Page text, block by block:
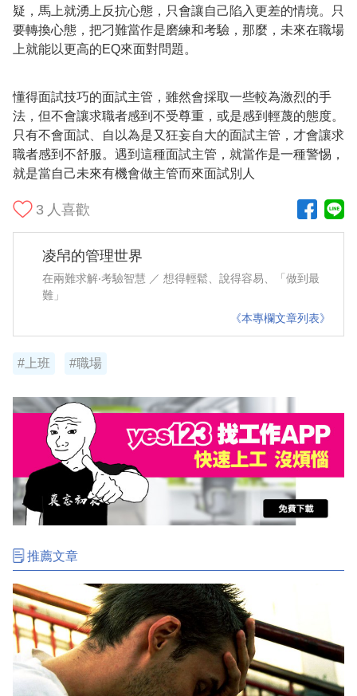
疑，馬上就湧上反抗心態，只會讓自己陷入更差的情境。只
要轉換心態，把刁難當作是磨練和考驗，那麼，未來在職場
上就能以更高的EQ來面對問題。
懂得面試技巧的面試主管，雖然會採取一些較為激烈的手
法，但不會讓求職者感到不受尊重，或是感到輕蔑的態度。
只有不會面試、自以為是又狂妄自大的面試主管，才會讓求
職者感到不舒服。遇到這種面試主管，就當作是一種警惕，
就是當自己未來有機會做主管而來面試別人
3 人喜歡
凌帠的管理世界
在兩難求解‧考驗智慧 ／ 想得輕鬆、說得容易、「做到最
難」
《本專欄文章列表》
#上班 #職場
推薦文章